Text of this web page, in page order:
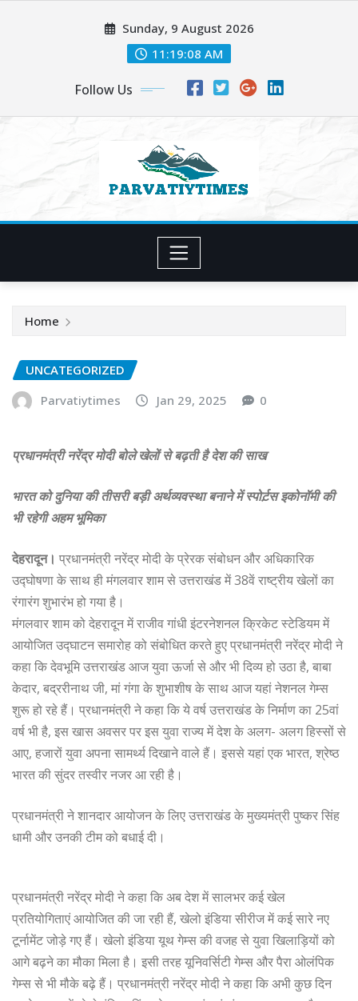
Sunday, 9 August 2026
11:19:10 AM
Follow Us
Home
UNCATEGORIZED
Parvatiytimes
Jan 29, 2025 0
प्रधानमंत्री नरेंद्र मोदी बोले खेलों से बढ़ती है देश की साख
भारत को दुनिया की तीसरी बड़ी अर्थव्यवस्था बनाने में स्पोर्ट़स इकोनॉमी की
भी रहेगी अहम भूमिका
देहरादून। प्रधानमंत्री नरेंद्र मोदी के प्रेरक संबोधन और अधिकारिक
उद्घोषणा के साथ ही मंगलवार शाम से उत्तराखंड में 38वें राष्ट्रीय खेलों का
रंगारंग शुभारंभ हो गया है।
मंगलवार शाम को देहरादून में राजीव गांधी इंटरनेशनल क्रिकेट स्टेडियम में
आयोजित उद्घाटन समारोह को संबोधित करते हुए प्रधानमंत्री नरेंद्र मोदी ने
कहा कि देवभूमि उत्तराखंड आज युवा ऊर्जा से और भी दिव्य हो उठा है, बाबा
केदार, बद्ररीनाथ जी, मां गंगा के शुभाशीष के साथ आज यहां नेशनल गेम्स
शुरू हो रहे हैं। प्रधानमंत्री ने कहा कि ये वर्ष उत्तराखंड के निर्माण का 25वां
वर्ष भी है, इस खास अवसर पर इस युवा राज्य में देश के अलग- अलग हिस्सों से
आए, हजारों युवा अपना सामर्थ्य दिखाने वाले हैं। इससे यहां एक भारत, श्रेष्ठ
भारत की सुंदर तस्वीर नजर आ रही है।
प्रधानमंत्री ने शानदार आयोजन के लिए उत्तराखंड के मुख्यमंत्री पुष्कर सिंह
धामी और उनकी टीम को बधाई दी।
प्रधानमंत्री नरेंद्र मोदी ने कहा कि अब देश में सालभर कई खेल
प्रतियोगिताएं आयोजित की जा रही हैं, खेलो इंडिया सीरीज में कई सारे नए
टूर्नामेंट जोड़े गए हैं। खेलो इंडिया यूथ गेम्स की वजह से युवा खिलाड़ियों को
आगे बढ़ने का मौका मिला है। इसी तरह यूनिवर्सिटी गेम्स और पैरा ओलंपिक
गेम्स से भी मौके बढ़े हैं। प्रधानमंत्री नरेंद्र मोदी ने कहा कि अभी कुछ दिन